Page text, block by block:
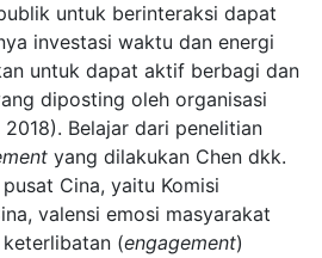
untuk berinteraksi dapat
investasi waktu dan energi
untuk dapat aktif berbagi dan
diposting oleh organisasi
2018). Belajar dari penelitian
yang dilakukan Chen dkk.
Cina, yaitu Komisi
valensi emosi masyarakat
(engagement)